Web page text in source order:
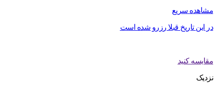
مشاهده سریع
در این تاریخ قبلا رزرو شده است
مقایسه کنید
نزدیک